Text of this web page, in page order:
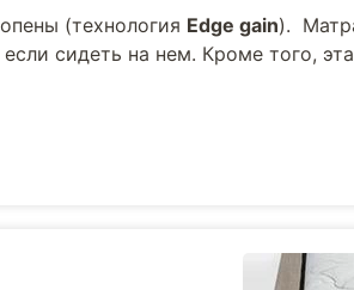
(технология Edge gain).
сидеть на нем. Кроме того,